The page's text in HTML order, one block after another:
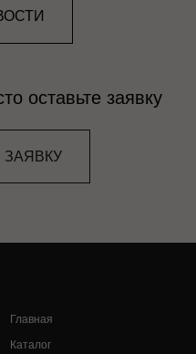
оставьте заявку
ЗАЯВКУ
Главная
Каталог